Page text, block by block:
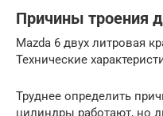
Причины троения
Mazda 6 двух литровая
Технические
Труднее определить
цилиндры работают, но